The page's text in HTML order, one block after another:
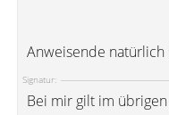
Anweisende
Signatur:
Bei mir gilt im übrigen